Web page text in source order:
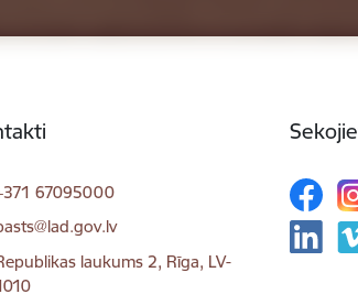
67095000
pasts:
laukums 2, Rīga, LV-